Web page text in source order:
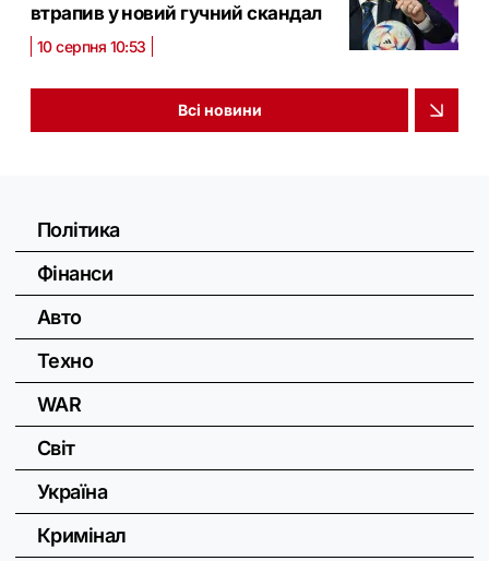
втрапив у новий гучний скандал
10 серпня 10:53
Всі новини
Політика
Фінанси
Авто
Техно
WAR
Світ
Україна
Кримінал